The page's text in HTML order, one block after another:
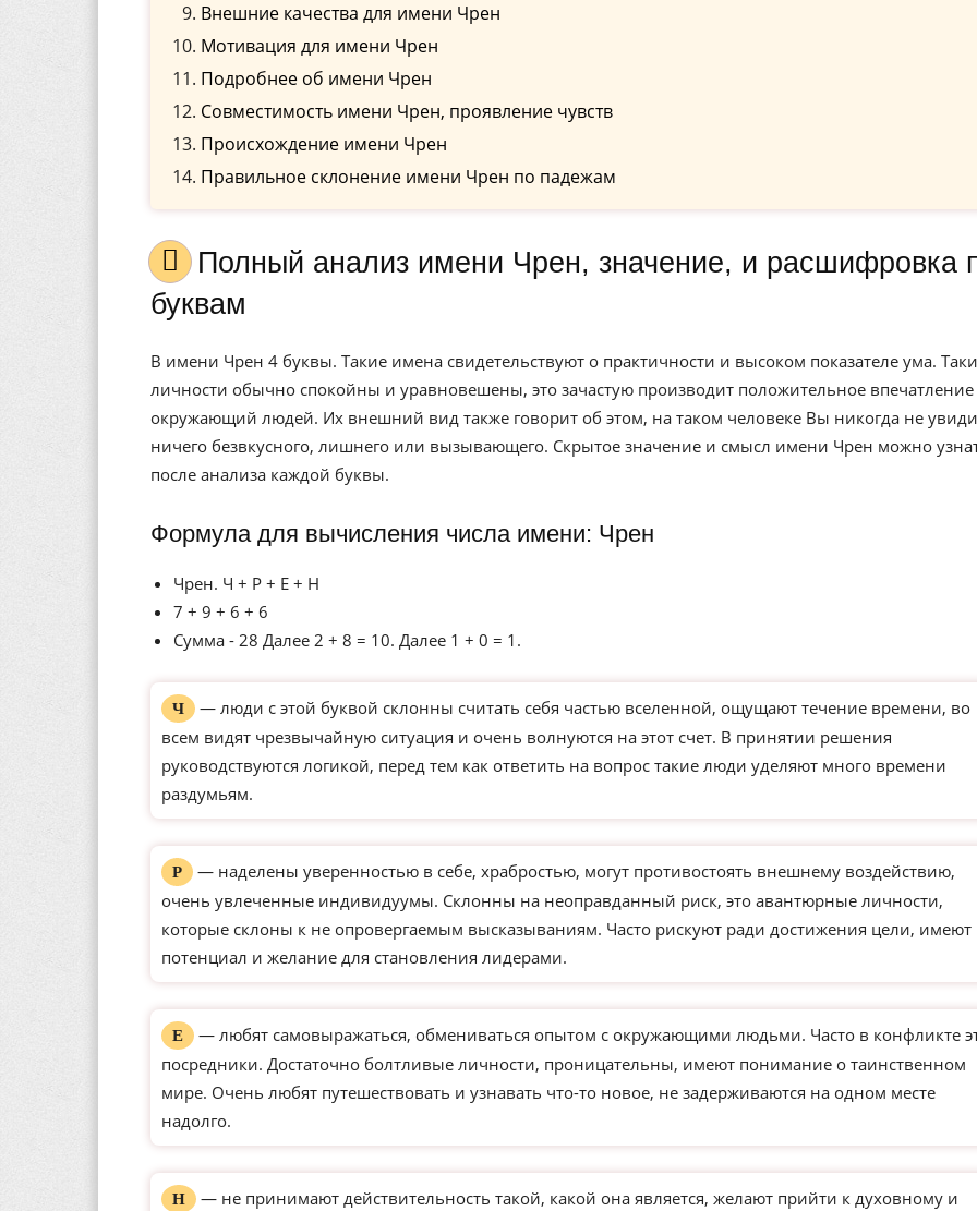
Внешние качества для имени Чрен
Мотивация для имени Чрен
Подробнее об имени Чрен
Совместимость имени Чрен, проявление чувств
Происхождение имени Чрен
Правильное склонение имени Чрен по падежам
Полный анализ имени Чрен, значение, и расшифровка по
буквам
В имени Чрен 4 буквы. Такие имена свидетельствуют о практичности и высоком показателе ума.
личности обычно спокойны и уравновешены, это зачастую производит положительное
окружающий людей. Их внешний вид также говорит об этом, на таком человеке Вы никогда не
ничего безвкусного, лишнего или вызывающего. Скрытое значение и смысл имени Чрен можно
после анализа каждой буквы.
Формула для вычисления числа имени: Чрен
Чрен. Ч + Р + Е + Н
7 + 9 + 6 + 6
Сумма - 28 Далее 2 + 8 = 10. Далее 1 + 0 = 1.
Ч
— люди с этой буквой склонны считать себя частью вселенной, ощущают течение времени, во
всем видят чрезвычайную ситуация и очень волнуются на этот счет. В принятии решения
руководствуются логикой, перед тем как ответить на вопрос такие люди уделяют много времени
раздумьям.
Р
— наделены уверенностью в себе, храбростью, могут противостоять внешнему воздействию,
очень увлеченные индивидуумы. Склонны на неоправданный риск, это авантюрные личности,
которые склоны к не опровергаемым высказываниям. Часто рискуют ради достижения цели, имеют
потенциал и желание для становления лидерами.
Е
— любят самовыражаться, обмениваться опытом с окружающими людьми. Часто в конфликте
посредники. Достаточно болтливые личности, проницательны, имеют понимание о таинственном
мире. Очень любят путешествовать и узнавать что-то новое, не задерживаются на одном месте
надолго.
Н
— не принимают действительность такой, какой она является, желают прийти к духовному и